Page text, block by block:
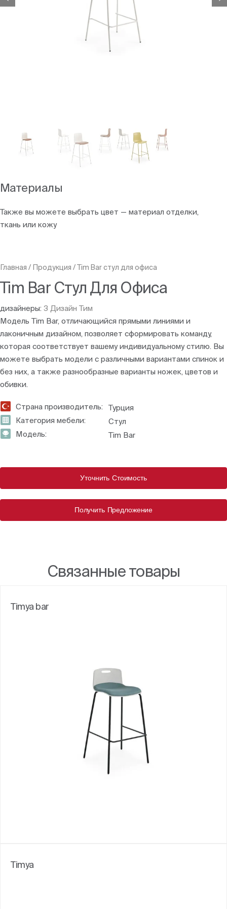
Материалы
Также вы можете выбрать цвет — материал отделки,
ткань или кожу
Главная / Продукция /Tim Bar cтул для офиса
Tim Bar Cтул Для Офиса
дизайнеры: З Дизайн Тим
Модель Tim Bar, отличающийся прямыми линиями и
лаконичным дизайном, позволяет сформировать команду,
которая соответствует вашему индивидуальному стилю. Вы
можете выбрать модели с различными вариантами спинок и
без них, а также разнообразные варианты ножек, цветов и
обивки.
Страна производитель:
Турция
Категория мебели:
Стул
Модель:
Tim Bar
Уточнить Стоимость
Получить Предложение
Связанные товары
Timya bar
Timya